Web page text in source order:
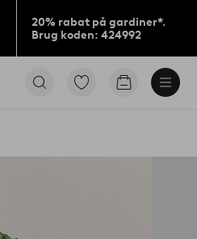
20% rabat på gardiner*.
Brug koden: 424992
Gå
Gå